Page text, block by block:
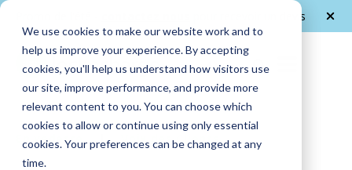
We use cookies to make our website work and to
help us improve your experience. By accepting
cookies, you'll help us understand how visitors use
our site, improve performance, and provide more
relevant content to you. You can choose which
cookies to allow or continue using only essential
cookies. Your preferences can be changed at any
time.
pour recevoir un devis
FR
En vedette Voix des Clients